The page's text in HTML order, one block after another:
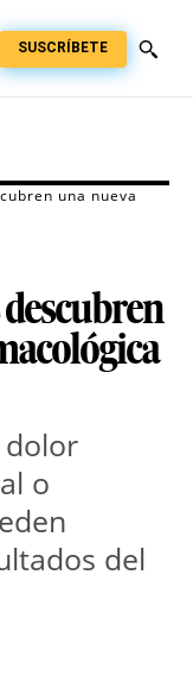
SUSCRÍBETE
una nueva
dolor
o
del